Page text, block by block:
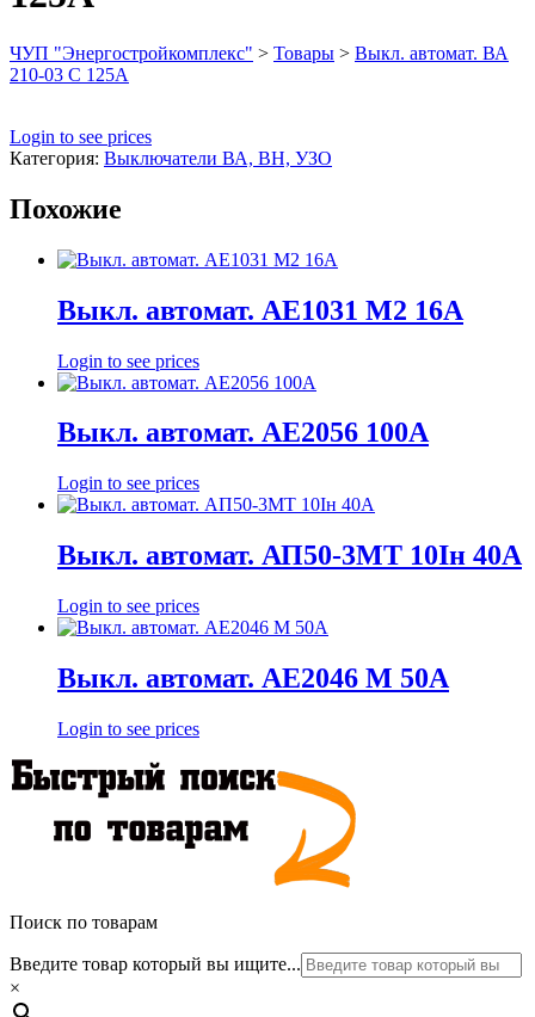
ЧУП "Энергостройкомплекс" > Товары > Выкл. автомат. ВА
210-03 С 125А
Login to see prices
Категория: Выключатели ВА, ВН, УЗО
Похожие
Выкл. автомат. АЕ1031 М2 16А
Login to see prices
Выкл. автомат. АЕ2056 100А
Login to see prices
Выкл. автомат. АП50-3МТ 10Iн 40А
Login to see prices
Выкл. автомат. АЕ2046 М 50А
Login to see prices
Поиск по товарам
Введите товар который вы ищите...
×